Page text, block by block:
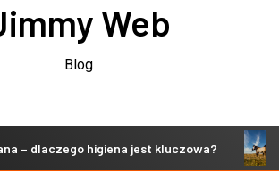
Web
Blog
higiena jest kluczowa?